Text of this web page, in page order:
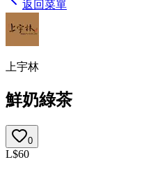
返回菜單
上宇林
鮮奶綠茶
0
L$60